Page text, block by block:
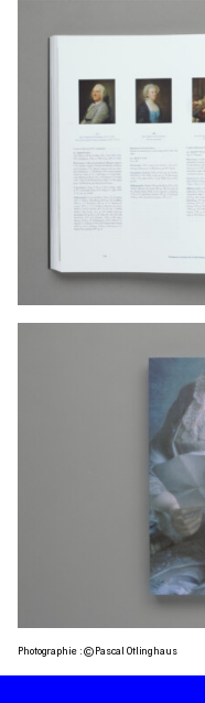
Photographie : © Pascal Otlinghaus